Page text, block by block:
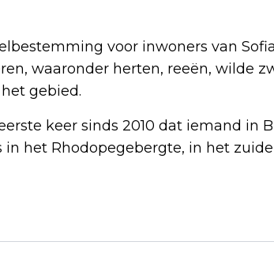
voor inwoners van
waaronder herten, reeën, wilde
gebied.
keer sinds 2010 dat iemand in
het Rhodopegebergte, in het
AAN
NAAR
SINNER WINT